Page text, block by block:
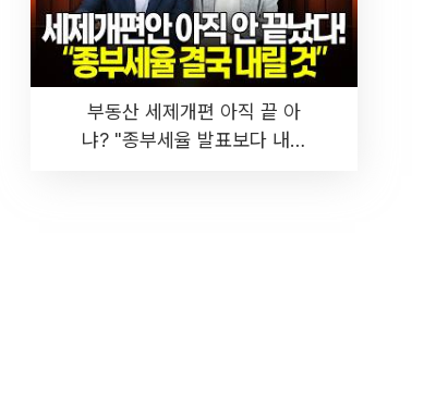
부동산 세제개편 아직 끝 아
냐? "종부세율 발표보다 내릴